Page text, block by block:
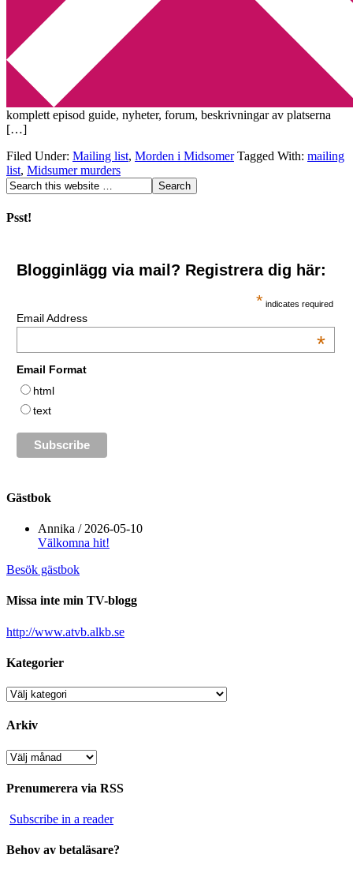
Midsomer Murders mailing list
2009-07-01 Annika
Den tredje oktober 1999 startades en fan sida om Midsomer
Murders. Här finns allt man kan tänka sig om den här serien:
komplett episod guide, nyheter, forum, beskrivningar av platserna
[…]
Filed Under: Mailing list, Morden i Midsomer Tagged With: mailing
list, Midsumer murders
Psst!
Blogginlägg via mail? Registrera dig här:
* indicates required
Email Address
*
Email Format
html
text
Gästbok
Annika / 2026-05-10
Välkomna hit!
Besök gästbok
Missa inte min TV-blogg
http://www.atvb.alkb.se
Kategorier
Kategorier
Arkiv
Arkiv
Prenumerera via RSS
Subscribe in a reader
Behov av betaläsare?